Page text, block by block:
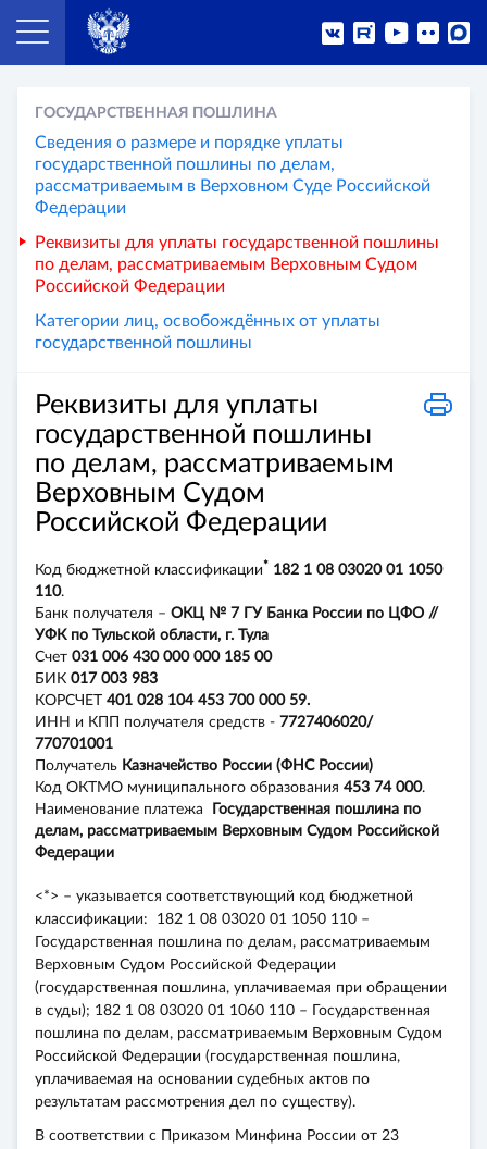
Реквизиты для уплаты
государственной пошлины
по делам, рассматриваемым
Верховным Судом
Российской Федерации
Код бюджетной классификации * 182 1 08 03020 01 1050
110.
Банк получателя – ОКЦ № 7 ГУ Банка России по ЦФО //
УФК по Тульской области, г. Тула
Счет 031 006 430 000 000 185 00
БИК 017 003 983
КОРСЧЕТ 401 028 104 453 700 000 59.
ИНН и КПП получателя средств - 7727406020/
770701001
Получатель Казначейство России (ФНС России)
Код ОКТМО муниципального образования 453 74 000.
Наименование платежа
Государственная пошлина по
делам, рассматриваемым Верховным Судом Российской
Федерации
<*> – указывается соответствующий код бюджетной
классификации: 182 1 08 03020 01 1050 110 –
Государственная пошлина по делам, рассматриваемым
Верховным Судом Российской Федерации
(государственная пошлина, уплачиваемая при обращении
в суды); 182 1 08 03020 01 1060 110 – Государственная
пошлина по делам, рассматриваемым Верховным Судом
Российской Федерации (государственная пошлина,
уплачиваемая на основании судебных актов по
результатам рассмотрения дел по существу).
В соответствии с Приказом Минфина России от 23
ГОСУДАРСТВЕННАЯ ПОШЛИНА
Сведения о размере и порядке уплаты
государственной пошлины по делам,
рассматриваемым в Верховном Суде Российской
Федерации
Реквизиты для уплаты государственной пошлины
по делам, рассматриваемым Верховным Судом
Российской Федерации
Категории лиц, освобождённых от уплаты
государственной пошлины